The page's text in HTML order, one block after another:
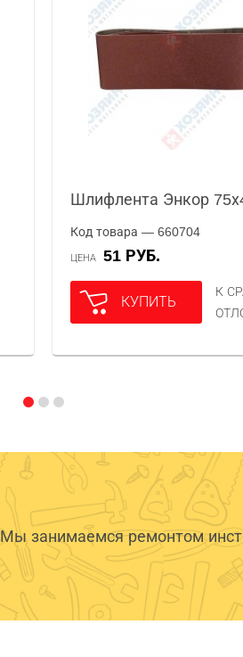
Шлифлента Энкор
Код товара — 660704
ЦЕНА 51 РУБ.
КУПИТЬ
К
Мы занимаемся ремонтом